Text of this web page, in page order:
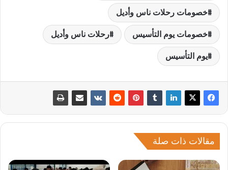
خصومات رحلات ناس وأديل
خصومات يوم التأسيس رحلات ناس وأديل
يوم التأسيس
مقالات ذات صلة